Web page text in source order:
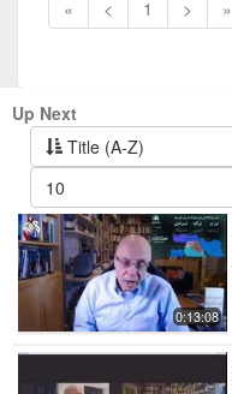
« < 1 >
»
Up Next
Title (A-Z)
10
0:13:08